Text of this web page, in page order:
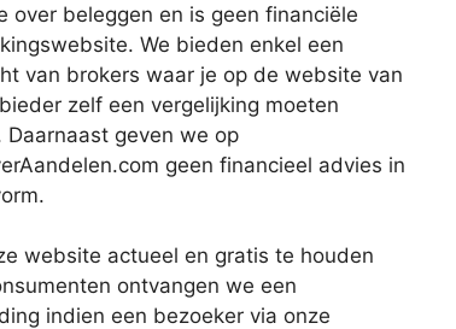
over beleggen en is geen financiële
We bieden enkel een
van brokers waar je op de website van
zelf een vergelijking moeten
Daarnaast geven we op
geen financieel advies in
website actueel en gratis te houden
ontvangen we een
indien een bezoeker via onze